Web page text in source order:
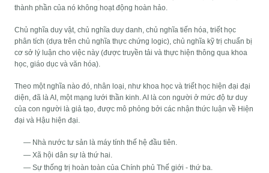
thành phần của nó không hoạt động hoàn hảo.
Chủ nghĩa duy vật, chủ nghĩa duy danh, chủ nghĩa tiến hóa, triết học
phân tích (dựa trên chủ nghĩa thực chứng logic), chủ nghĩa kỹ trị chuẩn bị
cơ sở lý luận cho việc này (được truyền tải và thực hiện thông qua khoa
học, giáo dục và văn hóa).
Theo một nghĩa nào đó, nhân loại, như khoa học và triết học hiện đại đại
diện, đã là AI, một mạng lưới thần kinh. AI là con người ở mức độ tư duy
của con người là giả tạo, được mô phỏng bởi các nhận thức luận về Hiện
đại và Hậu hiện đại.
— Nhà nước tư sản là máy tính thế hệ đầu tiên.
— Xã hội dân sự là thứ hai.
— Sự thống trị hoàn toàn của Chính phủ Thế giới - thứ ba.